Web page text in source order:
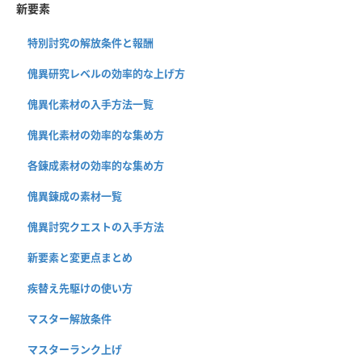
新要素
特別討究の解放条件と報酬
傀異研究レベルの効率的な上げ方
傀異化素材の入手方法一覧
傀異化素材の効率的な集め方
各錬成素材の効率的な集め方
傀異錬成の素材一覧
傀異討究クエストの入手方法
新要素と変更点まとめ
疾替え先駆けの使い方
マスター解放条件
マスターランク上げ